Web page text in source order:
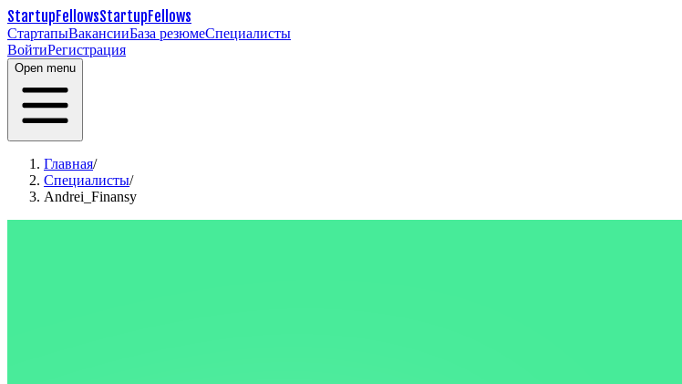
StartupFellowsStartupFellows
СтартапыВакансииБаза резюмеСпециалисты
ВойтиРегистрация
Open menu
Главная/
Специалисты/
Andrei_Finansy